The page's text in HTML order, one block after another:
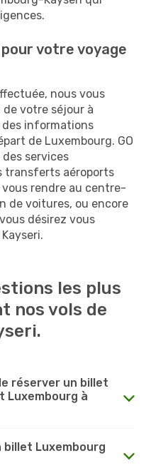
pour votre voyage
nous vous
votre séjour à
informations
de Luxembourg. GO
services
transferts aéroports
rendre au centre-
de voitures, ou encore
désirez vous
les plus
nos vols de
réserver un billet
Luxembourg à
billet Luxembourg